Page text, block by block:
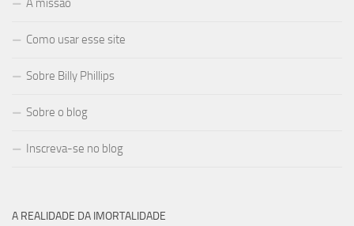
Como usar esse site
Sobre Billy Phillips
Sobre o blog
Inscreva-se no blog
A REALIDADE DA IMORTALIDADE